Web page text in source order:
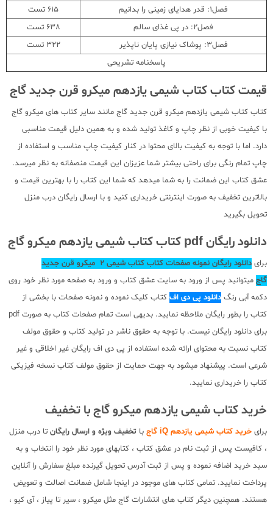
فصل1: قدر هدایای زمینی را بدانیم
615 تست
فصل2: در پی غذای سالم
638 تست
فصل3: پوشاک نیازی پایان ناپذیر
322 تست
پاسخنامه تشریحی
قیمت کتاب کتاب شیمی یازدهم میکرو قرن جدید گاج
کتاب کتاب شیمی یازدهم میکرو قرن جدید گاج مانند سایر کتاب های میکرو گاج
با کیفیت خوبی از نظر چاپ و کاغذ تولید شده و به همین دلیل قیمت مناسبی
دارد. اما با توجه به کیفیت بالای محتوا در کنار کیفیت چاپ مناسب و استفاده از
چاپ تمام رنگی برای راحتی بیشتر شما عزیزان این قیمت منصفانه به نظر میرسد.
عشق کتاب این ضمانت را به شما میدهد که شما این کتاب را با بهترین قیمت و
بالاترین تخفیف به صورت اینترنتی خریداری کنید و با ارسال رایگان درب منزل
تحویل بگیرید
دانلود رایگان pdf کتاب کتاب شیمی یازدهم میکرو گاج
برای
دانلود رایگان نمونه صفحات کتاب کتاب شیمی 2 میکرو قرن جدید
گاج میتوانید پس از ورود به سایت عشق کتاب و ورود به صفحه مورد نظر خود روی
دکمه آبی رنگ دانلود پی دی اف کتاب کلیک نموده و نمونه صفحات با بخشی از
کتاب را بطور رایگان ملاحظه نمایید. بدیهی است تمام صفحات کتاب به صورت pdf
برای دانلود رایگان نیست. با توجه به حقوق ناشر در تولید کتاب و حقوق مولف
کتاب نسبت به محتوای ارائه شده استفاده از پی دی اف رایگان غیر اخلاقی و غیر
شرعی است. پیشنهاد میشود به جهت حمایت از حقوق مولف کتاب نسخه فیزیکی
کتاب را خریداری نمایید.
خرید کتاب شیمی یازدهم میکرو گاج با تخفیف
برای خرید کتاب شیمی یازدهم iQ گاج با تخفیف ویژه و ارسال رایگان تا درب منزل
، کافیست پس از ثبت نام در عشق کتاب ، کتابهای مورد نظر خود را انتخاب و به
سبد خرید اضافه نموده و پس از ثبت آدرس تحویل گیرنده مبلغ سفارش را آنلاین
پرداخت نمایید. تمامی کتاب های موجود در اینجا شامل ضمانت اصالت و تعویض
هستند. همچنین دیگر کتاب های انتشارات گاج مثل میکرو ، سیر تا پیاز ، آی کیو ،